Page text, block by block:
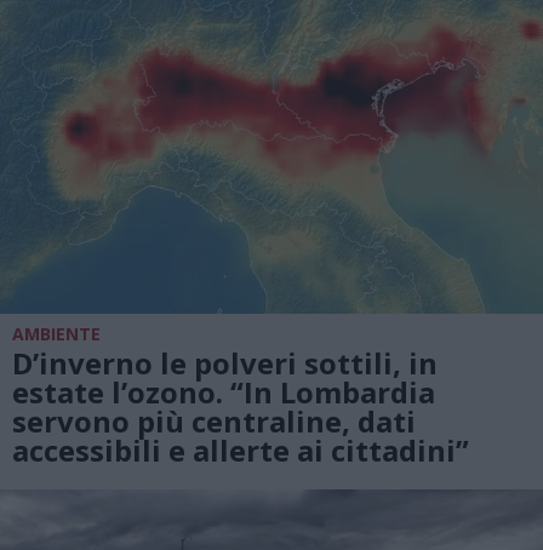
AMBIENTE
D’inverno le polveri sottili, in
estate l’ozono. “In Lombardia
servono più centraline, dati
accessibili e allerte ai cittadini”